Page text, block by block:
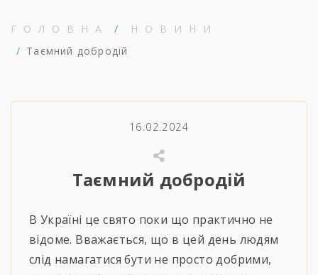
ГОЛОВНА
НОВИНИ
Таємний добродій
16.02.2024
Таємний добродій
В Україні це свято поки що практично не
відоме. Вважається, що в цей день людям
слід намагатися бути не просто добрими,